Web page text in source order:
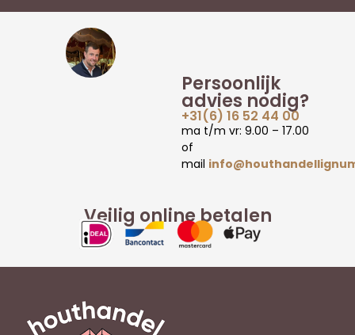
Veilig online betalen
Persoonlijk
advies nodig?
+31(6) 16 52 44 00
ma t/m vr: 9.00 – 17.00
of
mail